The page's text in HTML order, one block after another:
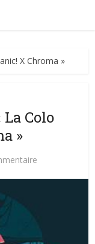
X Chroma »
Colo
»